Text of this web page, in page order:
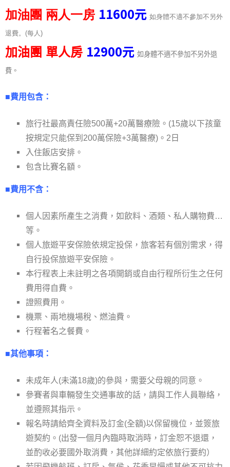
加油團 兩人一房 11600元 如身體不適不參加不另外
退費。 (每人 )
加油團 單人房 12900元 如身體不適不參加不另外退
費 。
■費用包含：
旅行社最高責任險500萬+20萬醫療險。(15歲以下孩童
按規定只能保到200萬保險+3萬醫療)。2日
入住飯店安排。
包含比賽名額。
■費用不含：
個人因素所產生之消費，如飲料、酒類、私人購物費…
等。
個人旅遊平安保險依規定投保，旅客若有個別需求，得
自行投保旅遊平安保險。
本行程表上未註明之各項開銷或自由行程所衍生之任何
費用得自費。
證照費用。
機票、兩地機場稅、燃油費。
行程著名之餐費。
■其他事項：
未成年人(未滿18歲)的參與，需要父母親的同意。
參賽者與車輛發生交通事故的話，請與工作人員聯絡，
並遵照其指示。
報名時請給齊全資料及訂金(全額)以保留機位，並簽旅
遊契約。(出發一個月內臨時取消時，訂金恕不退還，
並酌收必要國外取消費，其他詳細約定依旅行要約）